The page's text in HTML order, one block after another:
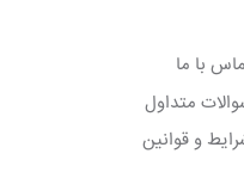
با ما
متداول
و قوانین